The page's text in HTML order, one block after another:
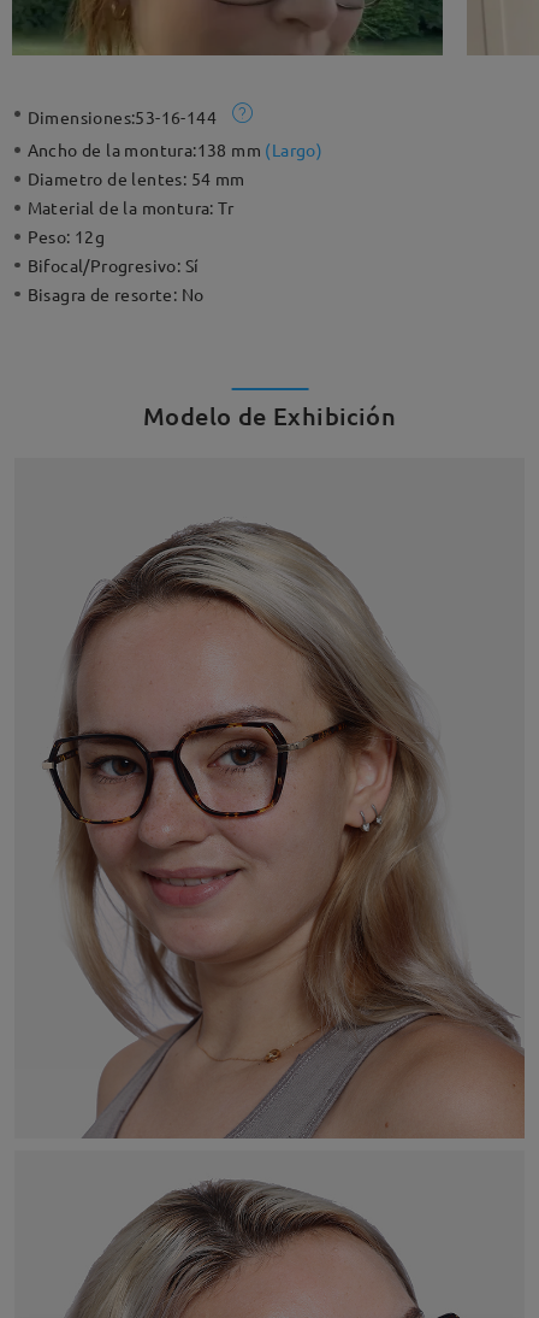
Dimensiones:53-16-144
Ancho de la montura:138 mm (Largo)
Diametro de lentes: 54 mm
Material de la montura:Tr
Peso: 12g
Bifocal/Progresivo: Sí
Bisagra de resorte: No
Modelo de Exhibición